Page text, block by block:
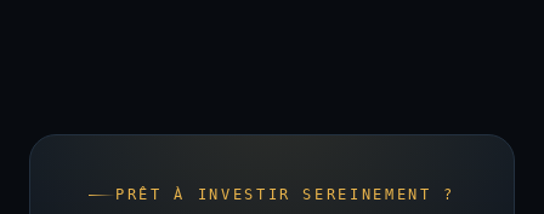
PRÊT À INVESTIR SEREINEMENT ?